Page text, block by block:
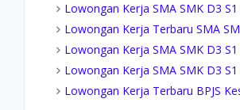
Lowongan Kerja SMA SMK D3
Lowongan Kerja Terbaru SMA
Lowongan Kerja SMA SMK D3
Lowongan Kerja SMA SMK D3
Lowongan Kerja Terbaru BPJS